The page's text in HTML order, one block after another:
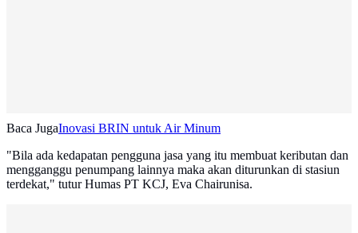
Baca JugaInovasi BRIN untuk Air Minum
"Bila ada kedapatan pengguna jasa yang itu membuat keributan dan
mengganggu penumpang lainnya maka akan diturunkan di stasiun
terdekat," tutur Humas PT KCJ, Eva Chairunisa.